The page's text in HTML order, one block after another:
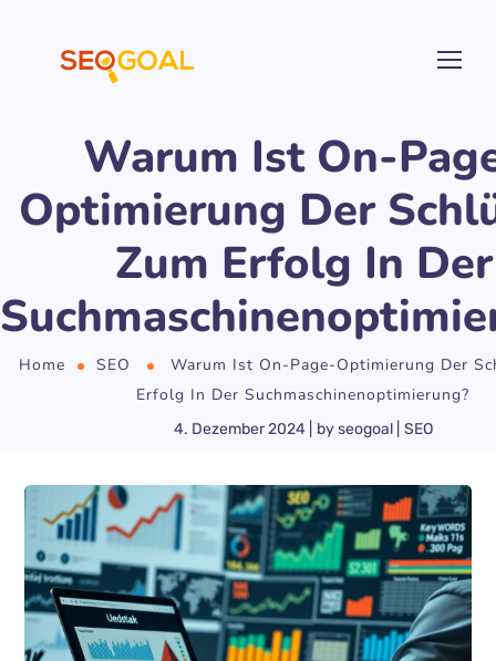
Warum Ist On-
Optimierung Der
Zum Erfolg In Der
Home SEO
Warum Ist On-Page-Optimierung Der
Erfolg In Der Suchmaschinenoptimierung?
4. Dezember 2024 byseogoal SEO